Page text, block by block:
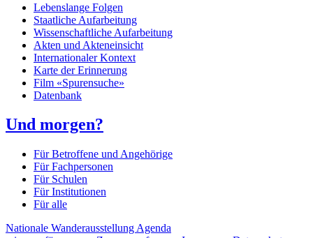
Lebenslange Folgen
Staatliche Aufarbeitung
Wissenschaftliche Aufarbeitung
Akten und Akteneinsicht
Internationaler Kontext
Karte der Erinnerung
Film «Spurensuche»
Datenbank
Und morgen?
Für Betroffene und Angehörige
Für Fachpersonen
Für Schulen
Für Institutionen
Für alle
Nationale Wanderausstellung Agenda